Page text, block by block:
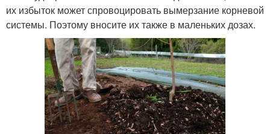
их избыток может спровоцировать вымерзание корневой
системы. Поэтому вносите их также в маленьких дозах.